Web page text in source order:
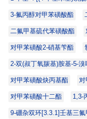
3-氟丙醇对甲苯磺酸酯
二氟甲基硫代苯磺酸酯
对甲苯磺酸2-硝基苄酯
2-双(叔丁氧羰基)胺基-5-
对甲苯磺酸炔丙基酯
对甲苯磺酸十二酯 1,3-
9-硼杂双环[3.3.1]壬基三